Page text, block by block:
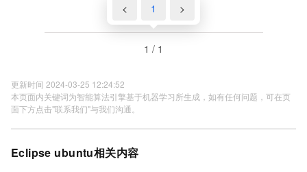
< 1 >
1 / 1
更新时间 2024-03-25 12:24:52
本页面内关键词为智能算法引擎基于机器学习所生成，如有任何问题，可在页
面下方点击"联系我们"与我们沟通。
Eclipse ubuntu相关内容